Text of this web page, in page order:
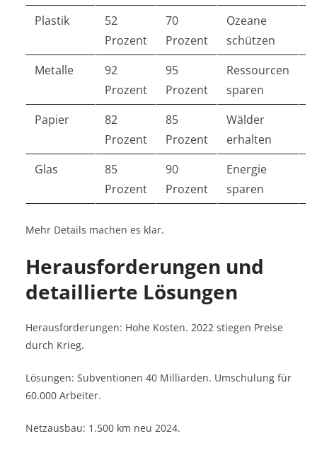
Plastik
52
Prozent
70
Prozent
Ozeane
schützen
Metalle
92
Prozent
95
Prozent
Ressourcen
sparen
Papier
82
Prozent
85
Prozent
Wälder
erhalten
Glas
85
Prozent
90
Prozent
Energie
sparen
Mehr Details machen es klar.
Herausforderungen und
detaillierte Lösungen
Herausforderungen: Hohe Kosten. 2022 stiegen Preise
durch Krieg.
Lösungen: Subventionen 40 Milliarden. Umschulung für
60.000 Arbeiter.
Netzausbau: 1.500 km neu 2024.